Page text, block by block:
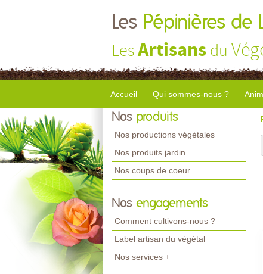
Les Pépinières de
LesArtisans du
Accueil Qui sommes-nous ?
Nos produits
Nos productions végétales
Nos produits jardin
Nos coups de coeur
Nos engagements
Comment cultivons-nous ?
Label artisan du végétal
Nos services +